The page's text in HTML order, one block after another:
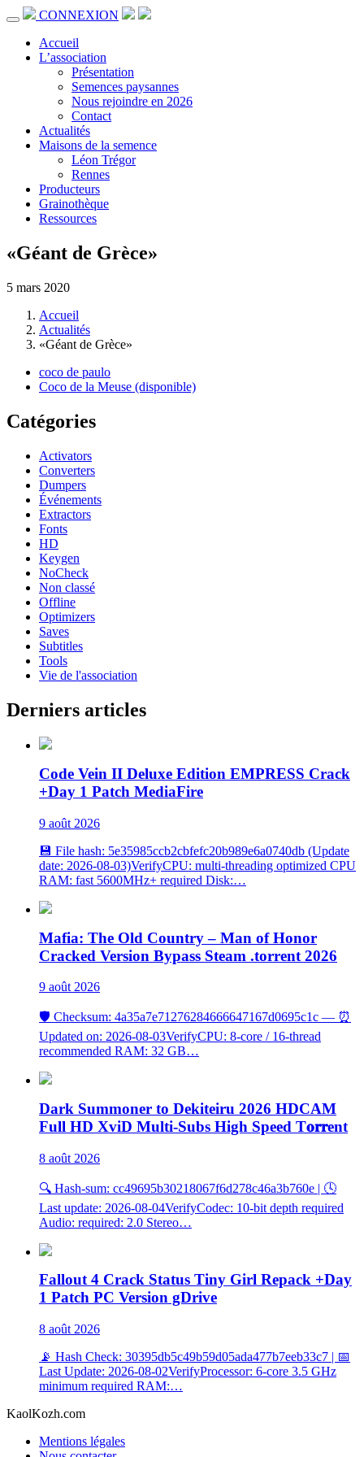
CONNEXION
Accueil
L’association
Présentation
Semences paysannes
Nous rejoindre en 2026
Contact
Actualités
Maisons de la semence
Léon Trégor
Rennes
Producteurs
Grainothèque
Ressources
«Géant de Grèce»
5 mars 2020
Accueil
Actualités
«Géant de Grèce»
coco de paulo
Coco de la Meuse (disponible)
Catégories
Activators
Converters
Dumpers
Événements
Extractors
Fonts
HD
Keygen
NoCheck
Non classé
Offline
Optimizers
Saves
Subtitles
Tools
Vie de l'association
Derniers articles
Code Vein II Deluxe Edition EMPRESS Crack
+Day 1 Patch MediaFire
9 août 2026
💾 File hash: 5e35985ccb2cbfefc20b989e6a0740db (Update
date: 2026-08-03)VerifyCPU: multi-threading optimized CPU
RAM: fast 5600MHz+ required Disk:…
Mafia: The Old Country – Man of Honor
Cracked Version Bypass Steam .torrent 2026
9 août 2026
🛡️ Checksum: 4a35a7e71276284666647167d0695c1c — ⏰
Updated on: 2026-08-03VerifyCPU: 8-core / 16-thread
recommended RAM: 32 GB…
Dark Summoner to Dekiteiru 2026 HDCAM
Full HD XviD Multi-Subs High Speed T𝐨𝐫𝐫ent
8 août 2026
🔍 Hash-sum: cc49695b30218067f6d278c46a3b760e | 🕓
Last update: 2026-08-04VerifyCodec: 10-bit depth required
Audio: required: 2.0 Stereo…
Fallout 4 Crack Status Tiny Girl Repack +Day
1 Patch PC Version gDrive
8 août 2026
📡 Hash Check: 30395db5c49b59d05ada477b7eeb33c7 | 📅
Last Update: 2026-08-02VerifyProcessor: 6-core 3.5 GHz
minimum required RAM:…
KaolKozh.com
Mentions légales